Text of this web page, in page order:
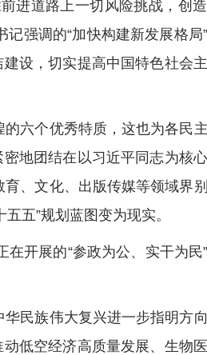
进道路上一切风险挑战，创
强调的“加快构建新发展格局
设，切实提高中国特色社会
六个优秀特质，这也为各民
地团结在以习近平同志为核
、文化、出版传媒等领域界
五”规划蓝图变为现实。
开展的“参政为公、实干为民
民族伟大复兴进一步指明方
低空经济高质量发展、生物